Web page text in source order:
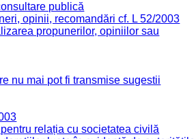
publică
opinii, recomandări cf. L 52/2003
propunerilor, opiniilor sau
nu mai pot fi transmise sugestii
relația cu societatea civilă